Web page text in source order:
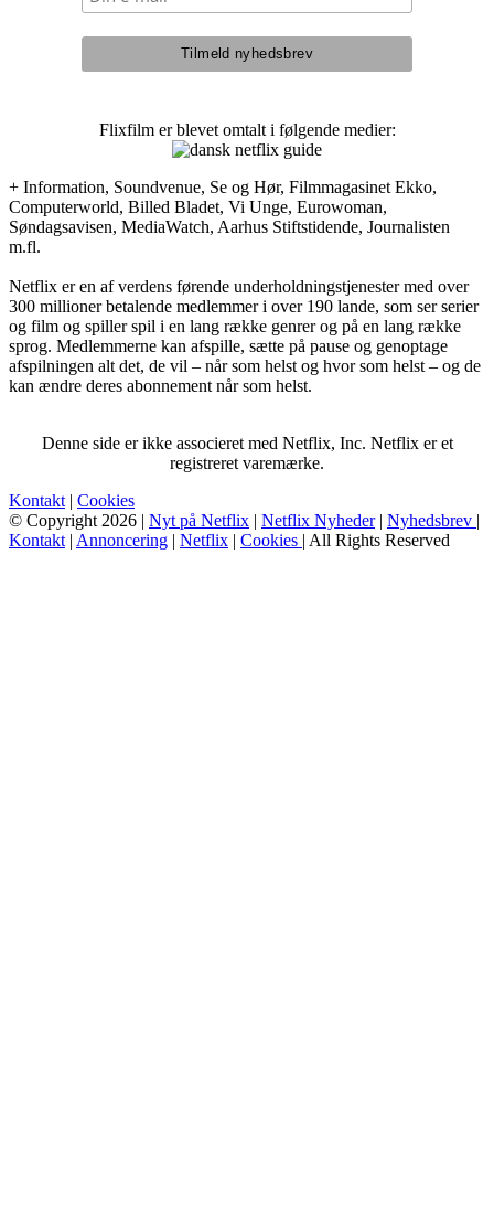
Flixfilm er blevet omtalt i følgende medier:
+ Information, Soundvenue, Se og Hør, Filmmagasinet Ekko,
Computerworld, Billed Bladet, Vi Unge, Eurowoman,
Søndagsavisen, MediaWatch, Aarhus Stiftstidende, Journalisten
m.fl.
Netflix er en af verdens førende underholdningstjenester med over
300 millioner betalende medlemmer i over 190 lande, som ser serier
og film og spiller spil i en lang række genrer og på en lang række
sprog. Medlemmerne kan afspille, sætte på pause og genoptage
afspilningen alt det, de vil – når som helst og hvor som helst – og de
kan ændre deres abonnement når som helst.
Denne side er ikke associeret med Netflix, Inc. Netflix er et
registreret varemærke.
Kontakt | Cookies
© Copyright 2026 | Nyt på Netflix | Netflix Nyheder| Nyhedsbrev |
Kontakt | Annoncering | Netflix | Cookies | All Rights Reserved